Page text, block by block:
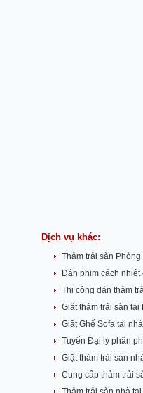
Dịch vụ khác:
Thảm trải sàn
Dán phim cách
Thi công dán thảm
Giặt thảm trải sàn
Giặt Ghế Sofa tại
Tuyển Đại lý phân
Giặt thảm trải sàn
Cung cấp thảm trải